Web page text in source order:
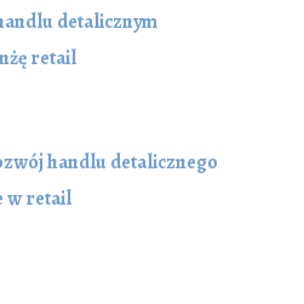
detalicznym
retail
handlu detalicznego
w retail